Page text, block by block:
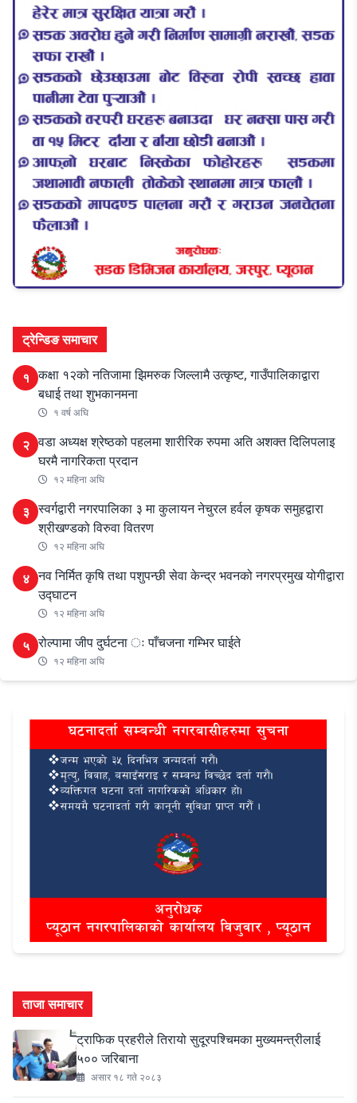
ट्रेन्डिङ समाचार
१ कक्षा १२को नतिजामा झिमरुक जिल्लामै उत्कृष्ट, गाउँपालिकाद्वारा
बधाई तथा शुभकानमना
१ वर्ष अघि
२ वडा अध्यक्ष श्रेष्ठको पहलमा शारीरिक रुपमा अति अशक्त दिलिपलाइ
घरमै नागरिकता प्रदान
१२ महिना अघि
३ स्वर्गद्वारी नगरपालिका ३ मा कुलायन नेचुरल हर्वल कृषक समुहद्वारा
श्रीखण्डको विरुवा वितरण
१२ महिना अघि
४ नव निर्मित कृषि तथा पशुपन्छी सेवा केन्द्र भवनको नगरप्रमुख योगीद्वारा
उद्घाटन
१२ महिना अघि
५ रोल्पामा जीप दुर्घटना ः पाँचजना गम्भिर घाईते
१२ महिना अघि
ताजा समाचार
ट्राफिक प्रहरीले तिरायो सुदूरपश्चिमका मुख्यमन्त्रीलाई
५०० जरिबाना
असार १८ गते २०८३